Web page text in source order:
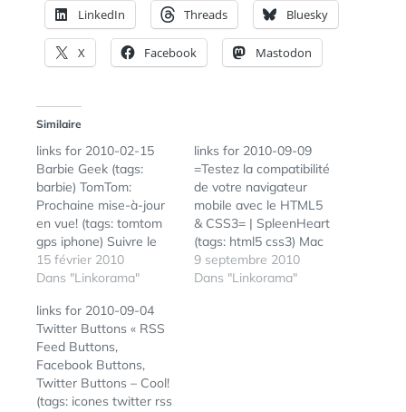
LinkedIn Threads Bluesky
X Facebook Mastodon
Similaire
links for 2010-02-15
Barbie Geek (tags:
barbie) TomTom:
Prochaine mise-à-jour
en vue! (tags: tomtom
gps iphone) Suivre le
Mobile World Congress
2010 (tags: MWC2010)
Buzz (tags: google buzz
googlebuzz) Que nous
apprend 4chan sur
l’internet de demain ?
(tags: internet futur)
Facebook | Darth Vader
15 février 2010
Dans "Linkorama"
links for 2010-09-09
=Testez la compatibilité
de votre navigateur
mobile avec le HTML5
& CSS3= | SpleenHeart
(tags: html5 css3) Mac
4 Ever : Guide de
publication des iApps :
9 septembre 2010
Dans "Linkorama"
links for 2010-09-04
Twitter Buttons « RSS
Feed Buttons,
Facebook Buttons,
Twitter Buttons – Cool!
(tags: icones twitter rss